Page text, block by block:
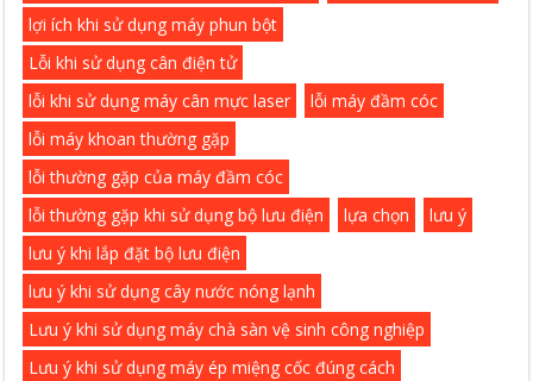
lợi ích khi sử dụng máy phun bột
Lỗi khi sử dụng cân điện tử
lỗi khi sử dụng máy cân mực laser
lỗi máy đầm cóc
lỗi máy khoan thường gặp
lỗi thường gặp của máy đầm cóc
lỗi thường gặp khi sử dụng bộ lưu điện
lựa chọn
lưu ý
lưu ý khi lắp đặt bộ lưu điện
lưu ý khi sử dụng cây nước nóng lạnh
Lưu ý khi sử dụng máy chà sàn vệ sinh công nghiệp
Lưu ý khi sử dụng máy ép miệng cốc đúng cách